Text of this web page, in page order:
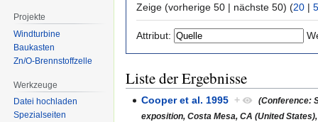
Zeige (vorherige 50 | nächste 50) (20 |
Attribut:
Liste der Ergebnisse
Cooper et al. 1995 +
(Conference:
exposition, Costa Mesa, CA (United
Projekte
Windturbine
Baukasten
Zn/O-Brennstoffzelle
Werkzeuge
Datei hochladen
Spezialseiten